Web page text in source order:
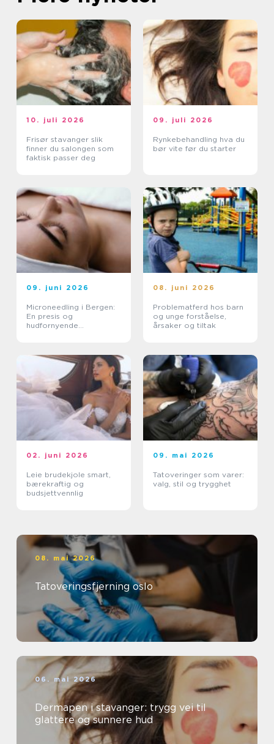
10. juli 2026
Frisør stavanger slik
finner du salongen som
faktisk passer deg
09. juli 2026
Rynkebehandling hva du
bør vite før du starter
09. juni 2026
Microneedling i Bergen:
En presis og
hudfornyende
08. juni 2026
Problematferd hos barn
og unge forståelse,
årsaker og tiltak
02. juni 2026
Leie brudekjole smart,
bærekraftig og
budsjettvennlig
09. mai 2026
Tatoveringer som varer:
valg, stil og trygghet
08. mai 2026
Tatoveringsfjerning oslo
06. mai 2026
Dermapen i stavanger: trygg vei til
glattere og sunnere hud